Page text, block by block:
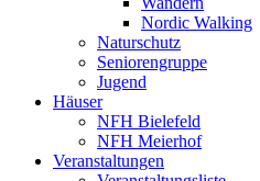
Nordic Walking
Naturschutz
Seniorengruppe
Jugend
Häuser
NFH Bielefeld
NFH Meierhof
Veranstaltungen